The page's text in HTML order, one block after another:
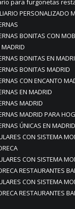
para furgonetas
PERSONALIZADO
BONITAS CON
BONITAS EN
BONITAS MADRID
CON ENCANTO
EN MADRID
MADRID
MADRID PARA
ÚNICAS EN MADRID
CON SISTEMA
CON SISTEMA
RESTAURANTES
CON SISTEMA
RESTAURANTES